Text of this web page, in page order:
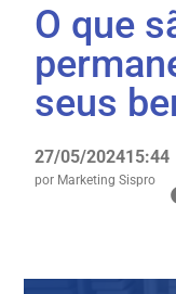
O que
seus
27/05/202415:44
por Marketing Sispro